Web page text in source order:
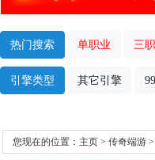
热门搜索 单职业 三
引擎类型 其它引擎
您现在的位置： 主页 > 传奇端游